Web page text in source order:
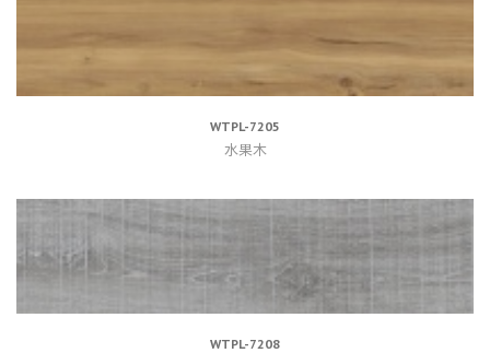
WTPL-7205
水果木
WTPL-7208